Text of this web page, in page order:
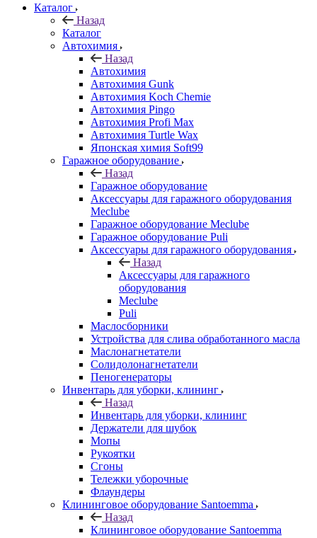
Каталог
Назад
Каталог
Автохимия
Назад
Автохимия
Автохимия Gunk
Автохимия Koch Chemie
Автохимия Pingo
Автохимия Profi Max
Автохимия Turtle Wax
Японская химия Soft99
Гаражное оборудование
Назад
Гаражное оборудование
Аксессуары для гаражного оборудования
Meclube
Гаражное оборудование Meclube
Гаражное оборудование Puli
Аксессуары для гаражного оборудования
Назад
Аксессуары для гаражного
оборудования
Meclube
Puli
Маслосборники
Устройства для слива обработанного масла
Маслонагнетатели
Солидолонагнетатели
Пеногенераторы
Инвентарь для уборки, клининг
Назад
Инвентарь для уборки, клининг
Держатели для шубок
Мопы
Рукоятки
Сгоны
Тележки уборочные
Флаундеры
Клининговое оборудование Santoemma
Назад
Клининговое оборудование Santoemma